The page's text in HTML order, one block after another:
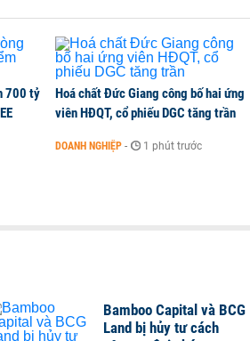
700 tỷ
Hoá chất Đức Giang công bố hai ứng
viên HĐQT, cổ phiếu DGC tăng trần
DOANH NGHIỆP - 1 phút trước
Bamboo Capital và BCG
Land bị hủy tư cách